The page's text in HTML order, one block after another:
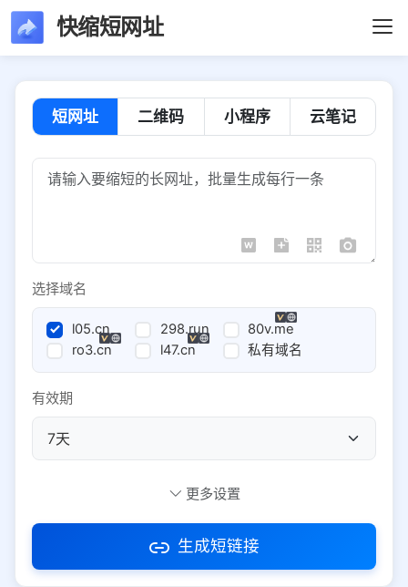
快缩短网址
短网址 二维码 小程序 云笔记
选择域名
l05.cn 298.run
80v.me
ro3.cn
l47.cn 私有域名
有效期
访问密码
更多设置
生成短链接